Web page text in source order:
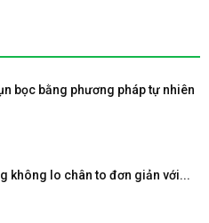
bọc bằng phương pháp tự nhiên
không lo chân to đơn giản với...